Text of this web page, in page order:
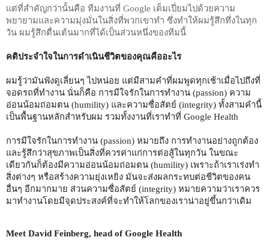
แต่ที่สำคัญกว่านั้นคือ ทีมงานที่ Google เต็มเปี่ยมไปด้วยความ
พยายามและความมุ่งมั่นในสิ่งที่พวกเขาทำ ซึ่งทำให้ผมรู้สึกทึ่งในทุก
วัน ผมรู้สึกตื่นเต้นมากที่ได้เป็นส่วนหนึ่งของทีมนี้
คติประจำใจในการดำเนินชีวิตของคุณคืออะไร
ผมรู้ว่ามันฟังดูเลี่ยนๆ ไปหน่อย แต่มีสามคำที่ผมพูดทุกเช้าเมื่อไปถึงที่
จอดรถที่ทำงาน นั่นก็คือ การมีใจรักในการทำงาน (passion) ความ
อ่อนน้อมถ่อมตน (humility) และความซื่อสัตย์ (integrity) ทั้งสามคำนี้
เป็นพื้นฐานหลักสำหรับผม รวมทั้งงานที่เราทำที่ Google Health
การมีใจรักในการทำงาน (passion) หมายถึง การทำงานอย่างถูกต้อง
และรู้สึกว่าสุขภาพเป็นสิ่งที่ควรค่าแก่การต่อสู้ในทุกวัน ในขณะ
เดียวกันก็ต้องมีความอ่อนน้อมถ่อมตน (humility) เพราะถ้าเราเร่งทำ
สิ่งต่างๆ หรือสร้างความยุ่งเหยิง มันจะส่งผลกระทบต่อชีวิตของคน
อื่นๆ อีกมากมาย ส่วนความซื่อสัตย์ (integrity) หมายความว่าเราควร
มาทำงานโดยมีจุดประสงค์ที่จะทำให้โลกของเราน่าอยู่ขึ้นกว่าเดิม
Meet David Feinberg, head of Google Health